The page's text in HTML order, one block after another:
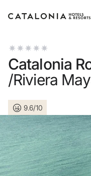
Catalonia
/Riviera
9.6/10